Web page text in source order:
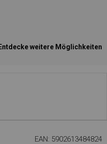
Entdecke weitere Möglichkeiten
EAN: 5902613484824